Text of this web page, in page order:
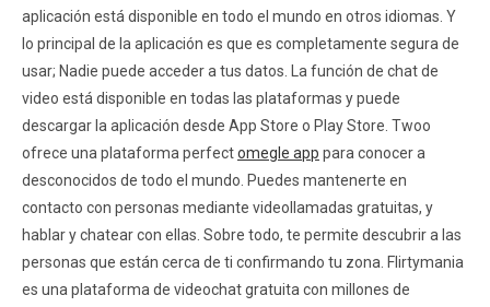
aplicación está disponible en todo el mundo en otros idiomas. Y
lo principal de la aplicación es que es completamente segura de
usar; Nadie puede acceder a tus datos. La función de chat de
video está disponible en todas las plataformas y puede
descargar la aplicación desde App Store o Play Store. Twoo
ofrece una plataforma perfectomegle app para conocer a
desconocidos de todo el mundo. Puedes mantenerte en
contacto con personas mediante videollamadas gratuitas, y
hablar y chatear con ellas. Sobre todo, te permite descubrir a las
personas que están cerca de ti confirmando tu zona. Flirtymania
es una plataforma de videochat gratuita con millones de